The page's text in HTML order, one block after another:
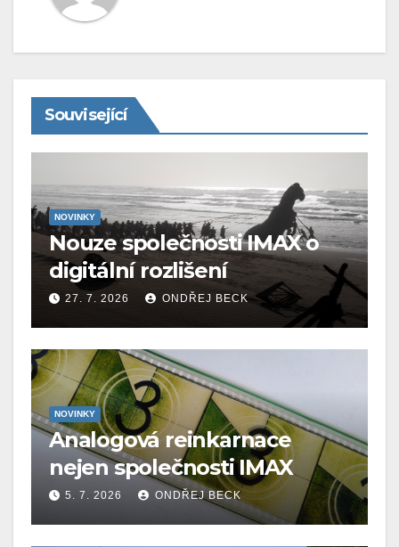
Související
NOVINKY
Nouze společnosti IMAX o
digitální rozlišení
27. 7. 2026 ONDŘEJ BECK
NOVINKY
Analogová reinkarnace
nejen společnosti IMAX
5. 7. 2026 ONDŘEJ BECK